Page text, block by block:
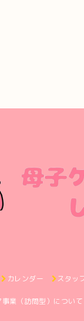
カレンダー スタッ
業（訪問型）について